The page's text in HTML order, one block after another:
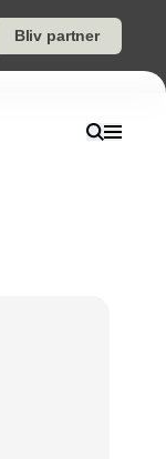
Bliv partner